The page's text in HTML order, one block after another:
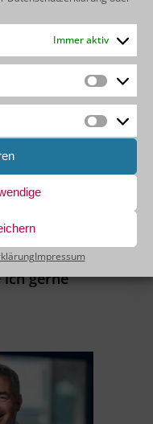
Immer aktiv
Impressum
Sie
des
view_webform_v2.js?
]
sehen,
per E-Mail.
ich gerne